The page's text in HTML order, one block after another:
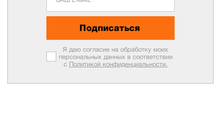
Подписаться
Я даю согласие на обработку моих
персональных данных в соответствии
с Политикой конфиденциальности.